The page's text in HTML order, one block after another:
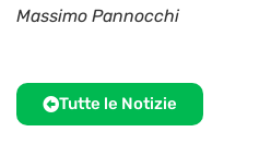
Massimo Pannocchi
Tutte le Notizie